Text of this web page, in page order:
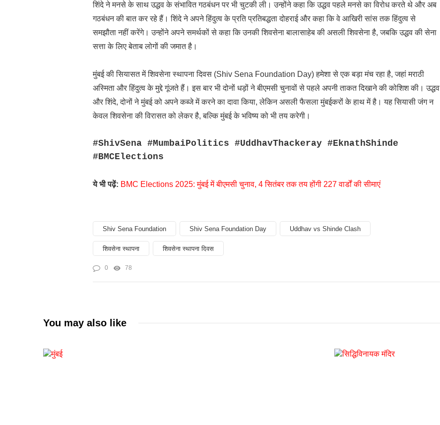
शिंदे ने मनसे के साथ उद्धव के संभावित गठबंधन पर भी चुटकी ली। उन्होंने कहा कि उद्धव पहले मनसे का विरोध करते थे और अब
गठबंधन की बात कर रहे हैं। शिंदे ने अपने हिंदुत्व के प्रति प्रतिबद्धता दोहराई और कहा कि वे आखिरी सांस तक हिंदुत्व से
समझौता नहीं करेंगे। उन्होंने अपने समर्थकों से कहा कि उनकी शिवसेना बालासाहेब की असली शिवसेना है, जबकि उद्धव की सेना
सत्ता के लिए बेताब लोगों की जमात है।
मुंबई की सियासत में शिवसेना स्थापना दिवस (Shiv Sena Foundation Day) हमेशा से एक बड़ा मंच रहा है, जहां मराठी
अस्मिता और हिंदुत्व के मुद्दे गूंजते हैं। इस बार भी दोनों धड़ों ने बीएमसी चुनावों से पहले अपनी ताकत दिखाने की कोशिश की। उद्धव
और शिंदे, दोनों ने मुंबई को अपने कब्जे में करने का दावा किया, लेकिन असली फैसला मुंबईकरों के हाथ में है। यह सियासी जंग न
केवल शिवसेना की विरासत को लेकर है, बल्कि मुंबई के भविष्य को भी तय करेगी।
#ShivSena #MumbaiPolitics #UddhavThackeray #EknathShinde
#BMCElections
ये भी पढ़ें: BMC Elections 2025: मुंबई में बीएमसी चुनाव, 4 सितंबर तक तय होंगी 227 वार्डों की सीमाएं
Shiv Sena Foundation Shiv Sena Foundation Day Uddhav vs Shinde Clash
शिवसेना स्थापना शिवसेना स्थापना दिवस
0 78
You may also like